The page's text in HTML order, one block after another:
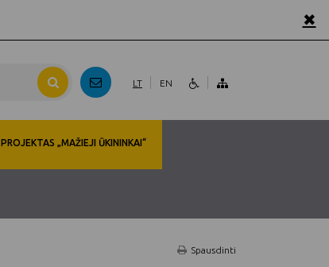
✖
LT EN
PROJEKTAS „MAŽIEJI ŪKININKAI“
Spausdinti